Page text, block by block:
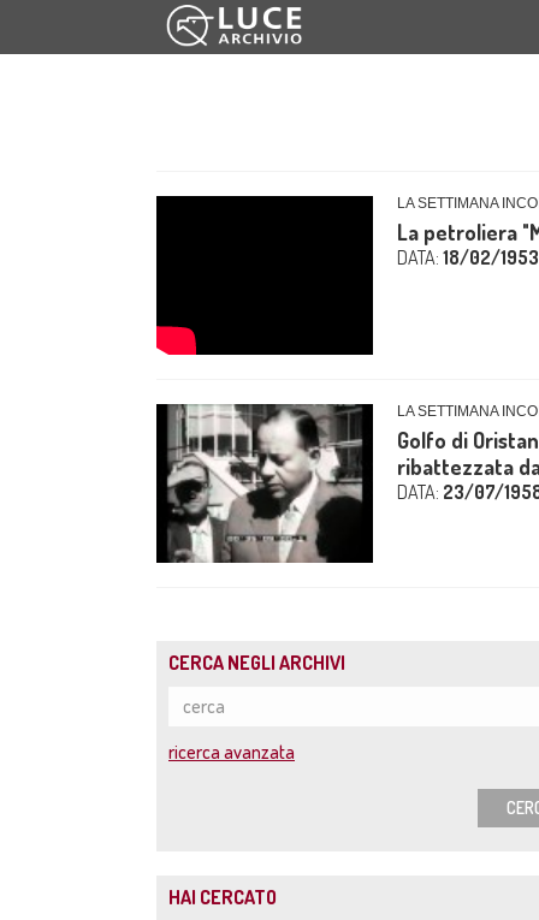
LA SETTIMANA
La petroliera
DATA: 18/02/1953
LA SETTIMANA
Golfo di
ribattezzata
DATA: 23/07/
CERCA NEGLI ARCHIVI
ricerca avanzata
HAI CERCATO